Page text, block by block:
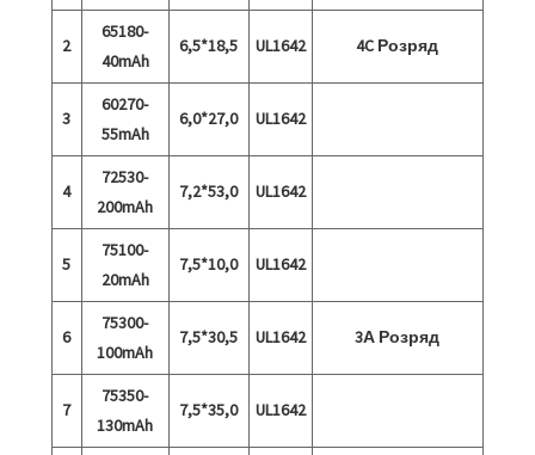
2
65180-
40mAh
6,5*18,5 UL1642 4C Розряд
3
60270-
55mAh
6,0*27,0 UL1642
4
72530-
200mAh
7,2*53,0 UL1642
5
75100-
20mAh
7,5*10,0 UL1642
6
75300-
100mAh
7,5*30,5 UL1642 3А Розряд
7
75350-
130mAh
7,5*35,0 UL1642